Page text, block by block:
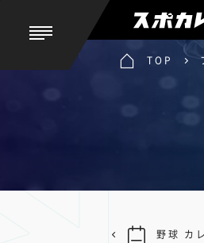
TOP
野球 カ